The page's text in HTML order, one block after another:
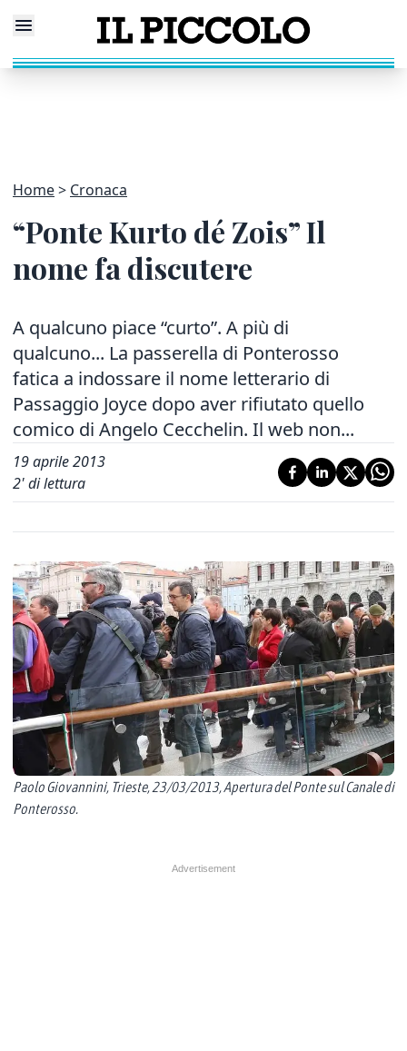
Home Cronaca
“Ponte Kurto dé Zois” Il
nome fa discutere
A qualcuno piace “curto”. A più di
qualcuno... La passerella di Ponterosso
fatica a indossare il nome letterario di
Passaggio Joyce dopo aver rifiutato quello
comico di Angelo Cecchelin. Il web non...
19 aprile 2013
2' di lettura
Paolo Giovannini, Trieste, 23/03/2013, Apertura del Ponte sul Canale di
Ponterosso.